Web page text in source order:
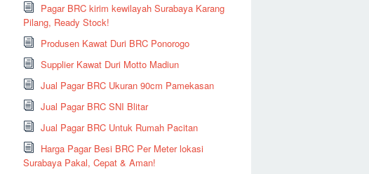
Pagar BRC kirim kewilayah Surabaya Karang
Pilang, Ready Stock!
Produsen Kawat Duri BRC Ponorogo
Supplier Kawat Duri Motto Madiun
Jual Pagar BRC Ukuran 90cm Pamekasan
Jual Pagar BRC SNI Blitar
Jual Pagar BRC Untuk Rumah Pacitan
Harga Pagar Besi BRC Per Meter lokasi
Surabaya Pakal, Cepat & Aman!